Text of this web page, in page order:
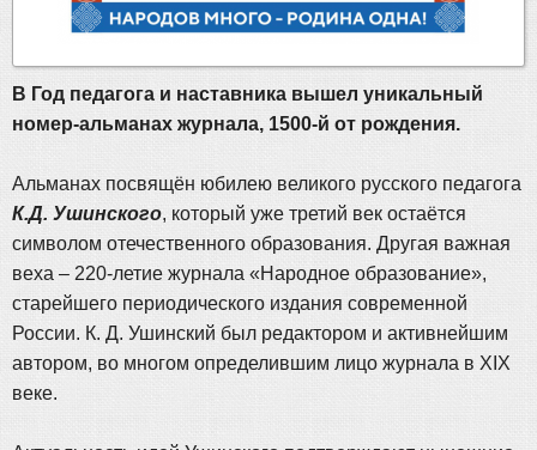
В Год педагога и наставника вышел уникальный
номер-альманах журнала, 1500-й от рождения.
Альманах посвящён юбилею великого русского педагога
К.Д. Ушинского, который уже третий век остаётся
символом отечественного образования. Другая важная
веха – 220-летие журнала «Народное образование»,
старейшего периодического издания современной
России. К. Д. Ушинский был редактором и активнейшим
автором, во многом определившим лицо журнала в XIX
веке.